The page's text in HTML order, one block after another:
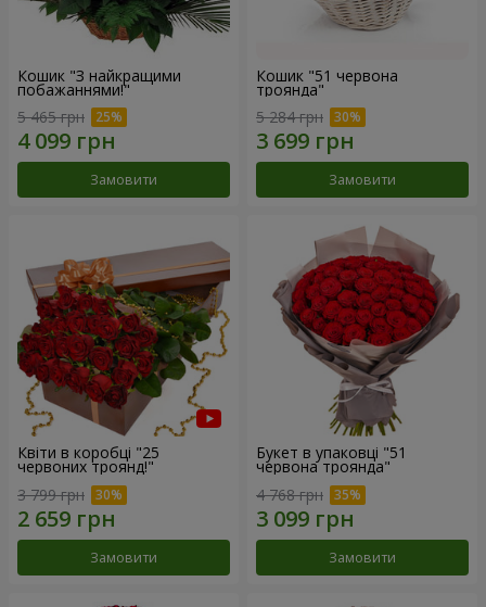
Кошик "З найкращими
побажаннями!"
5 465 грн
Замовити
Кошик "51 червона
троянда"
5 284 грн
Замовити
Квіти в коробці "25
червоних троянд!"
3 799 грн
Замовити
Букет в упаковці "51
червона троянда"
4 768 грн
Замовити